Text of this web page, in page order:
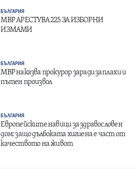
БЪЛГАРИЯ
МВР АРЕСТУВА 225 ЗА ИЗБОРНИ
ИЗМАМИ
БЪЛГАРИЯ
МВР наказва прокурор заради заплахи и
пътен произвол
БЪЛГАРИЯ
Европейските навици за здравословен
дом: защо дълбоката хигиена е част от
качеството на живот